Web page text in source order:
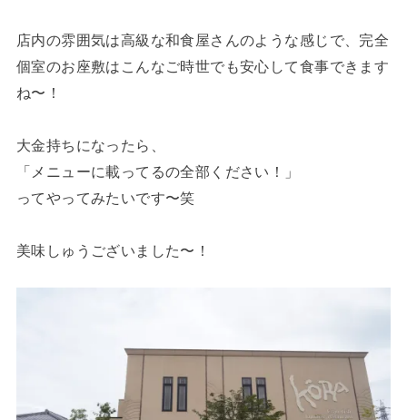
店内の雰囲気は高級な和食屋さんのような感じで、完全
個室のお座敷はこんなご時世でも安心して食事できます
ね〜！
大金持ちになったら、
「メニューに載ってるの全部ください！」
ってやってみたいです〜笑
美味しゅうございました〜！